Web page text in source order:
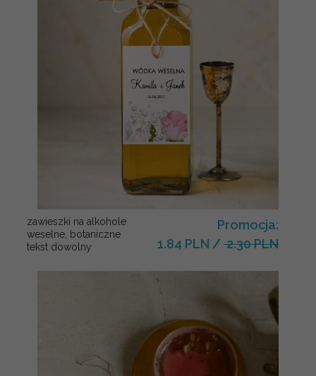
zawieszki na alkohole
weselne, botaniczne
tekst dowolny
Promocja:
1.84 PLN / 2.30 PLN